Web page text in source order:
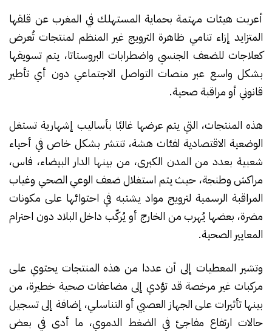
أعربت هيئات مهتمة بحماية المستهلك في المغرب عن قلقها
المتزايد إزاء تنامي ظاهرة الترويج غير المنظم لمنتجات تُعرض
كعلاجات للضعف الجنسي واضطرابات البروستاتا، يتم تسويقها
بشكل واسع عبر منصات التواصل الاجتماعي دون أي تأطير
قانوني أو مراقبة صحية.
هذه المنتجات، التي يتم عرضها غالبًا بأساليب إشهارية تستغل
الوضعية الاقتصادية لفئات هشة، تنتشر بشكل خاص في أحياء
شعبية بعدد من المدن الكبرى، من بينها الدار البيضاء، فاس،
مراكش وطنجة، حيث يتم استغلال ضعف الوعي الصحي وغياب
المراقبة الرسمية لترويج مواد يشتبه في احتوائها على مكونات
مضرة، بعضها يُهرب من الخارج أو يُركّب داخل البلاد دون احترام
المعايير الصحية.
وتشير المعطيات إلى أن عددا من هذه المنتجات يحتوي على
مركبات غير مرخصة قد تؤدي إلى مضاعفات صحية خطيرة، من
بينها تأثيرات على الجهاز العصبي أو التناسلي، إضافة إلى تسجيل
حالات ارتفاع مفاجئ في الضغط الدموي، ما أدى في بعض